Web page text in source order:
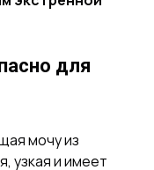
для
мочу из
узкая и имеет